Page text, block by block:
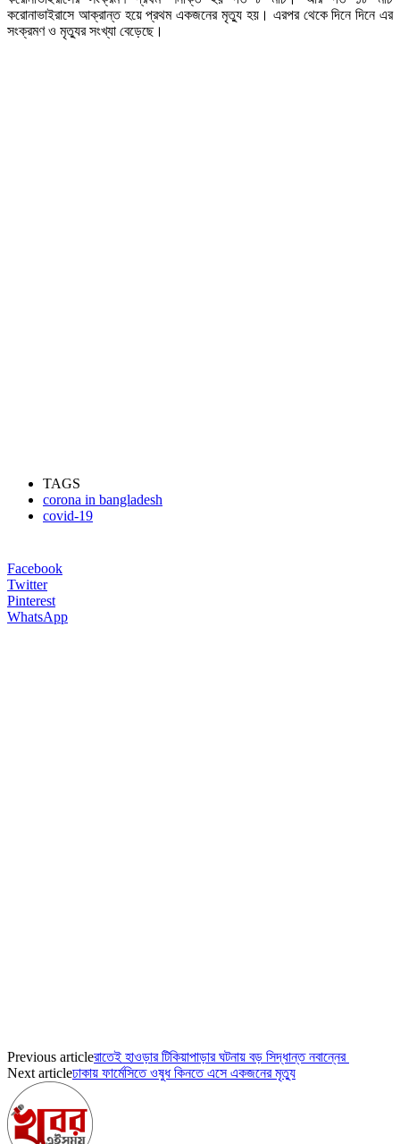
করোনাভাইরাসে আক্রান্ত হয়ে প্রথম একজনের মৃত্যু হয়। এরপর থেকে দিনে দিনে এর
সংক্রমণ ও মৃত্যুর সংখ্যা বেড়েছে।
TAGS
corona in bangladesh
covid-19
Facebook
Twitter
Pinterest
WhatsApp
Previous articleরাতেই হাওড়ার টিকিয়াপাড়ার ঘটনায় বড় সিদ্ধান্ত নবান্নের
Next articleঢাকায় ফার্মেসিতে ওষুধ কিনতে এসে একজনের মৃত্যু